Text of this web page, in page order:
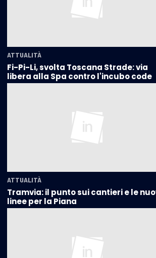
ATTUALITÀ
Fi-Pi-Li, svolta Toscana Strade: via
libera alla Spa contro l'incubo code
ATTUALITÀ
Tramvia: il punto sui cantieri e le
linee per la Piana